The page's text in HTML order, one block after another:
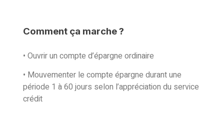
Comment ça marche ?
• Ouvrir un compte d’épargne ordinaire
• Mouvementer le compte épargne durant une
période 1 à 60 jours selon l’appréciation du service
crédit